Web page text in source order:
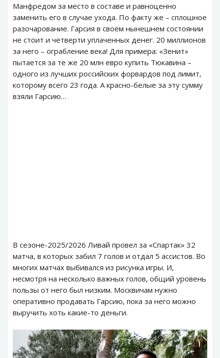
Манфредом за место в составе и равноценно
заменить его в случае ухода. По факту же – сплошное
разочарование. Гарсия в своем нынешнем состоянии
не стоит и четверти уплаченных денег. 20 миллионов
за него – ограбление века! Для примера: «Зенит»
пытается за те же 20 млн евро купить Тюкавина –
одного из лучших российских форвардов под лимит,
которому всего 23 года. А красно-белые за эту сумму
взяли Гарсию…
В сезоне-2025/2026 Ливай провел за «Спартак» 32
матча, в которых забил 7 голов и отдал 5 ассистов. Во
многих матчах выбивался из рисунка игры. И,
несмотря на несколько важных голов, общий уровень
пользы от него был низким. Москвичам нужно
оперативно продавать Гарсию, пока за него можно
выручить хоть какие-то деньги.